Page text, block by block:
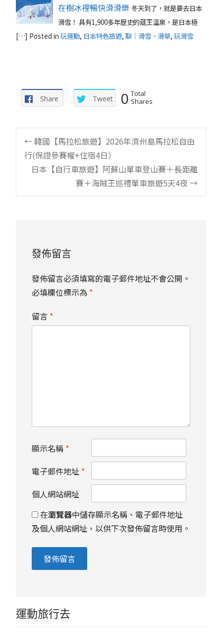
在樹冰裡暢快滑滑樂 冬天到了，就是要去日本
滑雪！ 具有1,900多年歷史的蔵王溫泉，是日本極
[…] Posted in 玩運動, 日本特色旅遊, 聊｜滑雪、滑草, 玩滑雪
Share Tweet 0 Total
Shares
Post
navigation
←韓國【馬拉松旅遊】2026年濟州島馬拉松自由
行(保證參賽權+住宿4日）
日本【自行車旅遊】阿蘇山單車登山賽＋長距離
賽＋海賊王巡禮單車旅遊5天4夜 →
發佈留言
發佈留言必須填寫的電子郵件地址不會公開。
必填欄位標示為 *
留言 *
顯示名稱 *
電子郵件地址 *
個人網站網址
在瀏覽器中儲存顯示名稱、電子郵件地址
及個人網站網址，以供下次發佈留言時使用。
運動旅行去